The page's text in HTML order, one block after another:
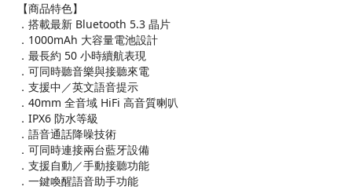
【商品特色】
．搭載最新 Bluetooth 5.3 晶片
．1000mAh 大容量電池設計
．最長約 50 小時續航表現
．可同時聽音樂與接聽來電
．支援中／英文語音提示
．40mm 全音域 HiFi 高音質喇叭
．IPX6 防水等級
．語音通話降噪技術
．可同時連接兩台藍牙設備
．支援自動／手動接聽功能
．一鍵喚醒語音助手功能